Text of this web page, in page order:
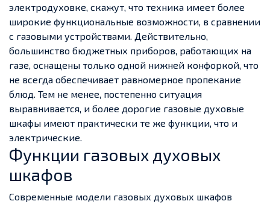
электродуховке, скажут, что техника имеет более
широкие функциональные возможности, в сравнении
с газовыми устройствами. Действительно,
большинство бюджетных приборов, работающих на
газе, оснащены только одной нижней конфоркой, что
не всегда обеспечивает равномерное пропекание
блюд. Тем не менее, постепенно ситуация
выравнивается, и более дорогие газовые духовые
шкафы имеют практически те же функции, что и
электрические.
Функции газовых духовых
шкафов
Современные модели газовых духовых шкафов